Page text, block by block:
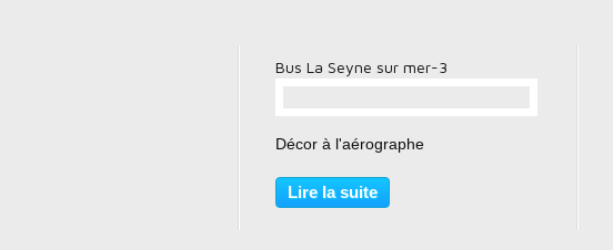
Bus La Seyne sur mer-3
Décor à l'aérographe
Lire la suite